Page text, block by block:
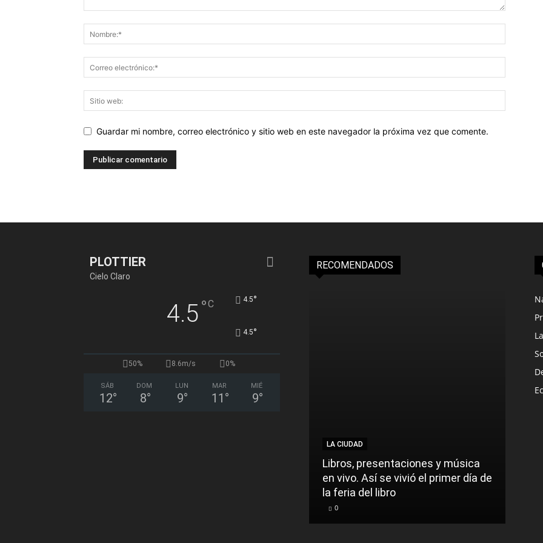
Guardar mi nombre, correo electrónico y sitio web en este navegador la próxima vez que comente.
PLOTTIER
Cielo Claro
4.5°C 4.5°
4.5°
50% 8.6m/s 0%
SÁB
12°
DOM
8°
LUN
9°
MAR
11 °
MIÉ
9°
RECOMENDADOS
LA CIUDAD
Libros, presentaciones y música
en vivo. Así se vivió el primer día de
la feria del libro
0